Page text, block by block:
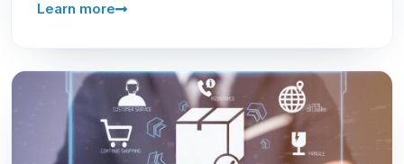
Learn more